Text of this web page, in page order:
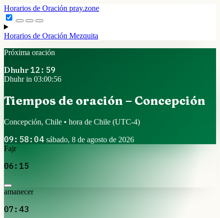
Horarios de Oración pray.zone
Horarios de Oración Mezquita
Próxima oración
Dhuhr 12:59
Dhuhr in 03:00:55
Tiempos de oración – Concepción
Concepción, Chile • hora de Chile (UTC-4)
09:58:05 sábado, 8 de agosto de 2026
Fajr
06:15
amanecer
07:43